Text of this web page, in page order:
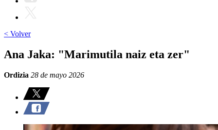
< Volver
Ana Jaka: "Marimutila naiz eta zer"
Ordizia 28 de mayo 2026